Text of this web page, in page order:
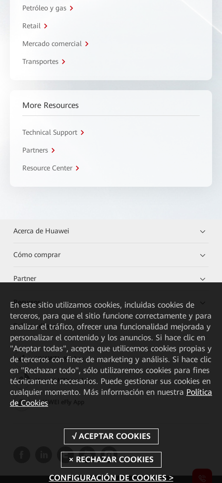
Petróleo y gas
Retail
Mercado comercial
Transportes
More Resources
Technical Support
Partners
Resource Center
Acerca de Huawei
Cómo comprar
Partner
Recursos
Enlaces directos
HUAWEI eKit App
Huawei HiKnow App
HUAWEI eFly App
En este sitio utilizamos cookies, incluidas cookies de
terceros, para que el sitio funcione correctamente y para
analizar el tráfico, ofrecer una funcionalidad mejorada y
personalizar el contenido y los anuncios. Si hace clic en
"Aceptar todas", acepta que utilicemos cookies propias y
de terceros con fines de marketing y análisis. Si hace clic
en "Rechazar todo", sólo utilizaremos cookies para fines
técnicamente necesarios. Puede gestionar sus cookies en
cualquier momento. Más información en nuestra Política
de Cookies
CONFIGURACIÓN DE COOKIES >